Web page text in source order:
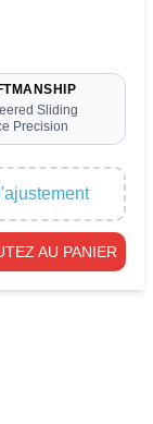
Sliding
Precision
AU PANIER